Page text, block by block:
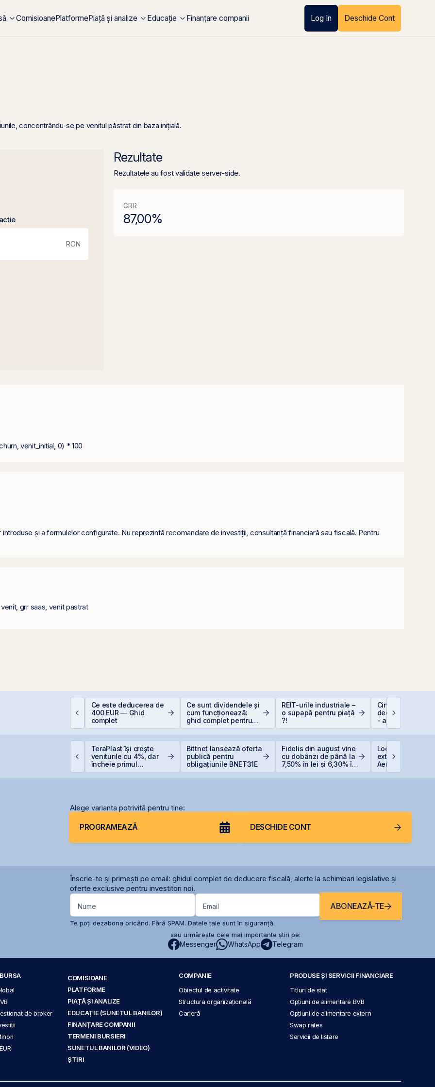
ComisioanePlatformePiață și analize Educație Finanțare companii Log In Deschide Cont
concentrându-se pe venitul păstrat din baza inițială.
RON
Rezultate
Rezultatele au fost validate server-side.
GRR
87,00%
venit_initial, 0) * 100
și a formulelor configurate. Nu reprezintă recomandare de investiții, consultanță financiară sau fiscală. Pentru
grr saas, venit pastrat
Ce este deducerea de
400 EUR — Ghid
complet
Ce sunt dividendele și
cum funcționează:
ghid complet pentru
investitori în acțiuni
REIT-urile industriale –
o supapă pentru piață
?!
Cine e eligibil
deducerea de
- angajați vs. PFA
TeraPlast își crește
veniturile cu 4%, dar
încheie primul
Bittnet lansează oferta
publică pentru
obligațiunile BNET31E
Fidelis din august vine
cu dobânzi de până la
7,50% în lei și 6,30% în
Lockheed Martin
extinde
Aerostar și
pentru
Alege varianta potrivită pentru tine:
PROGRAMEAZĂ DESCHIDE CONT
Înscrie-te și primești pe email: ghidul complet de deducere fiscală, alerte la schimbari legislative și
oferte exclusive pentru investitori noi.
Nume Email ABONEAZĂ-TE
Te poți dezabona oricând. Fără SPAM. Datele tale sunt în siguranță.
sau urmărește cele mai importante știri pe:
Messenger WhatsApp Telegram
de broker
COMISIOANE
PLATFORME
PIAȚĂ ȘI ANALIZE
EDUCAȚIE (SUNETUL BANILOR)
FINANȚARE COMPANII
TERMENI BURSIERI
SUNETUL BANILOR (VIDEO)
ȘTIRI
COMPANIE
Obiectul de activitate
Structura organizațională
Carieră
PRODUSE ȘI SERVICII FINANCIARE
Titluri de stat
Opțiuni de alimentare BVB
Opțiuni de alimentare extern
Swap rates
Servicii de listare